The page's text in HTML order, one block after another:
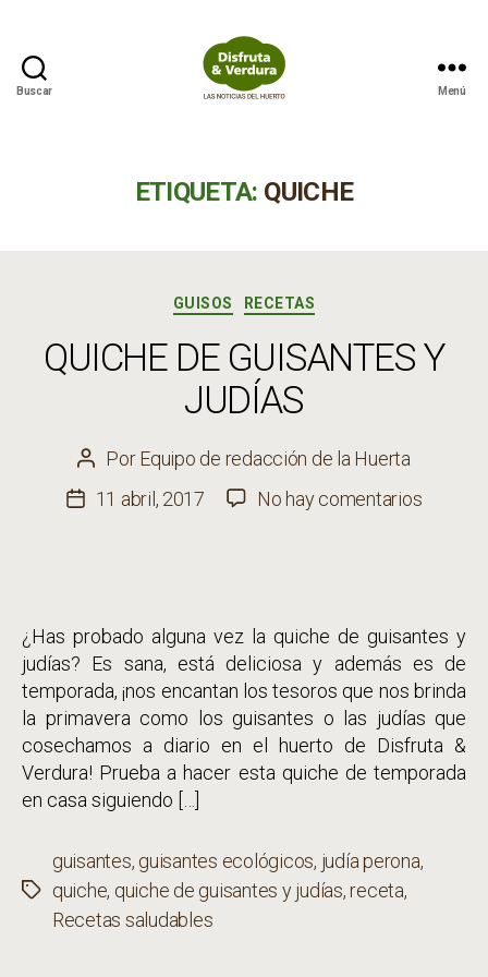
Buscar Menú
ETIQUETA: QUICHE
Categorías
GUISOS RECETAS
QUICHE DE GUISANTES Y
JUDÍAS
Autor
de
PorEquipo de redacción de la Huerta
Fecha
11 abril, 2017 No hay comentariosen
judías
¿Has probado alguna vez la quiche de guisantes y
judías? Es sana, está deliciosa y además es de
temporada, ¡nos encantan los tesoros que nos brinda
la primavera como los guisantes o las judías que
cosechamos a diario en el huerto de Disfruta &
Verdura! Prueba a hacer esta quiche de temporada
en casa siguiendo […]
Etiquetas
guisantes, guisantes ecológicos, judía perona,
quiche, quiche de guisantes y judías,receta,
Recetas saludables